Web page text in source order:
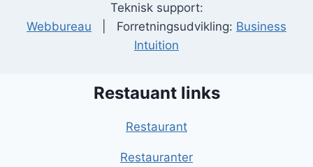
Teknisk support:
Webbureau | Forretningsudvikling: Business
Intuition
Restauant links
Restaurant
Restauranter